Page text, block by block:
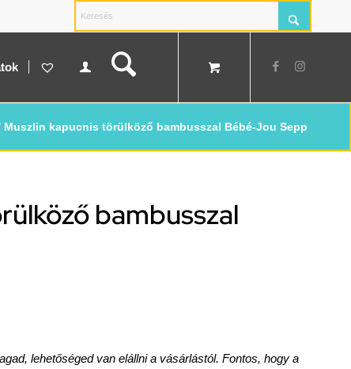
Muszlin kapucnis törülköző bambusszal Bébé-Jou Sepp
bambusszal
lehetőséged van elállni a vásárlástól. Fontos, hogy a